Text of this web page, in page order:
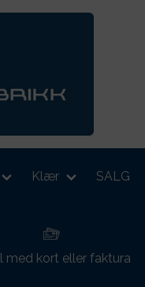
Klær SALG
med kort eller faktura